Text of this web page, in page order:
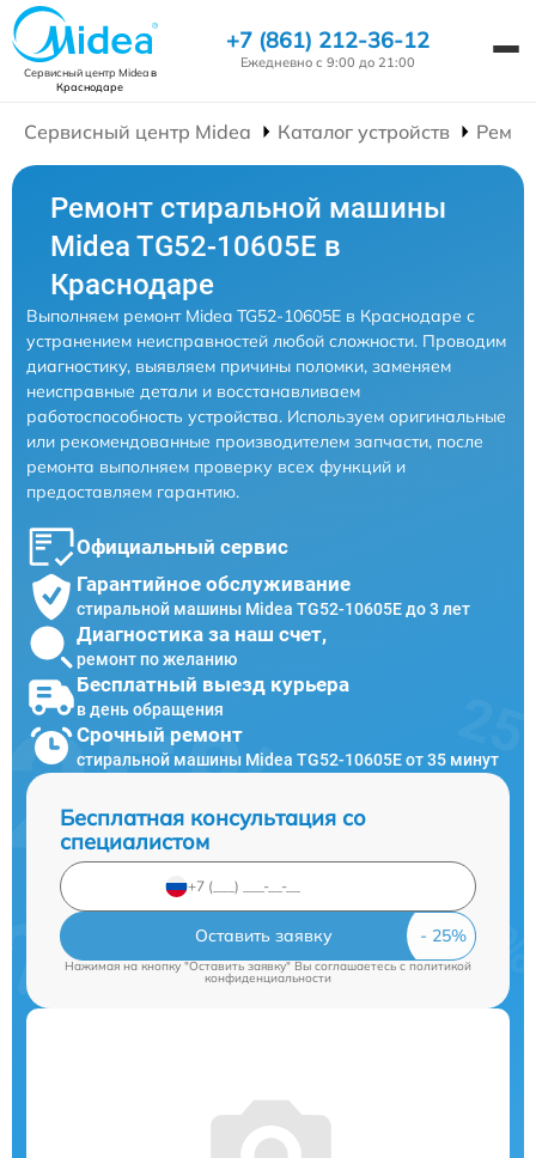
Сервисный центр Mideaв
Краснодаре
+7 (861) 212-36-12
Ежедневно с 9:00 до 21:00
Сервисный центр Midea Каталог устройств
Ремонт стиральной машины
Midea TG52-10605E в
Краснодаре
Выполняем ремонт Midea TG52-10605E в Краснодаре с
устранением неисправностей любой сложности. Проводим
диагностику, выявляем причины поломки, заменяем
неисправные детали и восстанавливаем
работоспособность устройства. Используем оригинальные
или рекомендованные производителем запчасти, после
ремонта выполняем проверку всех функций и
предоставляем гарантию.
Официальный сервис
Гарантийное обслуживание
стиральной машины Midea TG52-10605E до 3 лет
Диагностика за наш счет,
ремонт по желанию
Бесплатный выезд курьера
в день обращения
Срочный ремонт
стиральной машины Midea TG52-10605E от 35 минут
Бесплатная консультация со
специалистом
Оставить заявку
Нажимая на кнопку "Оставить заявку" Вы соглашаетесь cполитикой
конфиденциальности